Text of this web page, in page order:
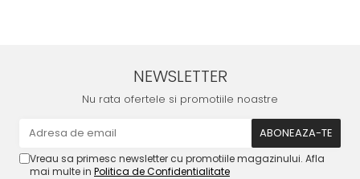
NEWSLETTER
Nu rata ofertele si promotiile noastre
Vreau sa primesc newsletter cu promotiile magazinului. Afla
mai multe in Politica de Confidentialitate